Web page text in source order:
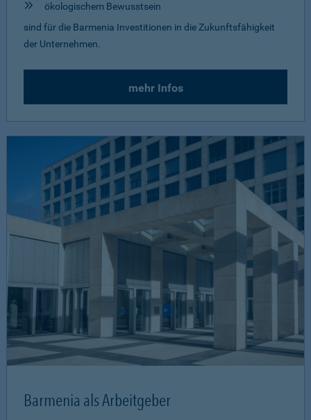
ökologischem Bewusstsein
sind für die Barmenia Investitionen in die Zukunftsfähigkeit
der Unternehmen.
mehr Infos
Barmenia als Arbeitgeber